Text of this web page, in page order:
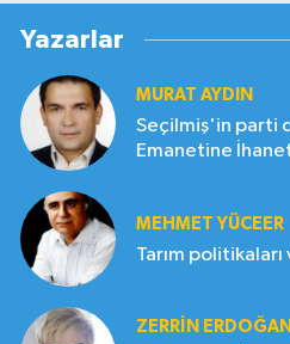
Yazarlar
MURAT AYDIN
Seçilmiş'in parti
Emanetine
MEHMET YÜCEER
Tarım politikaları
ZERRIN ERDOĞAN